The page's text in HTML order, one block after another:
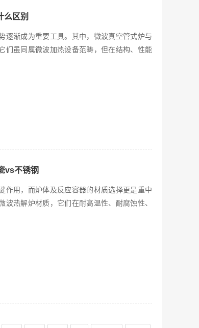
么区别
逐渐成为重要工具。其中，微波真空管式炉与
们虽同属微波加热设备范畴，但在结构、性能
vs不锈钢
作用，而炉体及反应容器的材质选择更是重中
波热解炉材质，它们在耐高温性、耐腐蚀性、